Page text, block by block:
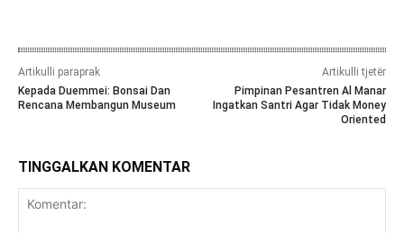
Artikulli paraprak
Kepada Duemmei: Bonsai Dan
Rencana Membangun Museum
Artikulli tjetër
Pimpinan Pesantren Al Manar
Ingatkan Santri Agar Tidak Money
Oriented
TINGGALKAN KOMENTAR